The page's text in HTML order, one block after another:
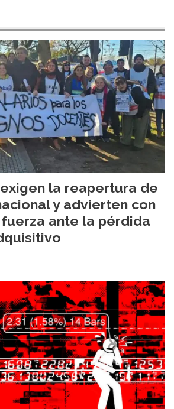
la reapertura de
y advierten con
ante la pérdida